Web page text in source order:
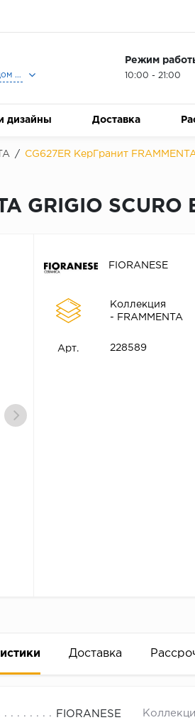
Москва, Ленинградское шоссе дом 25, Торговый Центр Family Room, 2-ой этаж, Магазин Керамический Бум.
Режим
10:00 - 21:00
дизайны Доставка
/ CG627ER КерГранит
GRIGIO SCURO
FIORANESE
Коллекция
- FRAMMENTA
Арт. 228589
Доставка
FIORANESE